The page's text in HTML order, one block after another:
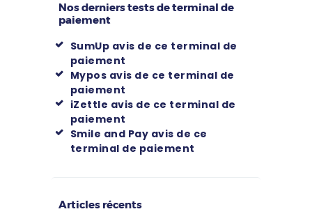
Nos derniers tests de terminal de
paiement
SumUp avis de ce terminal de
paiement
Mypos avis de ce terminal de
paiement
iZettle avis de ce terminal de
paiement
Smile and Pay avis de ce
terminal de paiement
Articles récents